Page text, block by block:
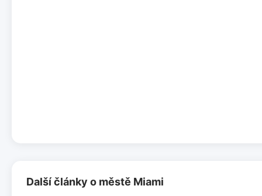
Další články o městě Miami